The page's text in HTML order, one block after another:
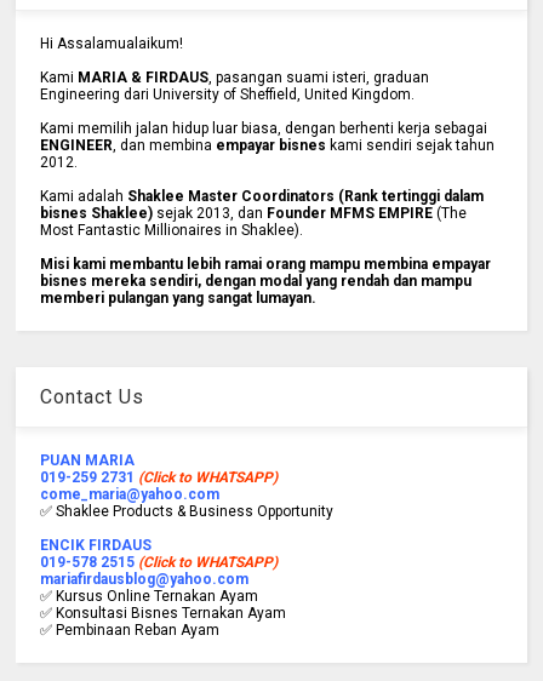
Hi Assalamualaikum!
Kami MARIA & FIRDAUS, pasangan suami isteri, graduan
Engineering dari University of Sheffield, United Kingdom.
Kami memilih jalan hidup luar biasa, dengan berhenti kerja sebagai
ENGINEER, dan membina empayar bisnes kami sendiri sejak tahun
2012.
Kami adalah Shaklee Master Coordinators (Rank tertinggi dalam
bisnes Shaklee) sejak 2013, dan Founder MFMS EMPIRE (The
Most Fantastic Millionaires in Shaklee).
Misi kami membantu lebih ramai orang mampu membina empayar
bisnes mereka sendiri, dengan modal yang rendah dan mampu
memberi pulangan yang sangat lumayan.
Contact Us
PUAN MARIA
019-259 2731 (Click to WHATSAPP)
come_maria@yahoo.com
✅ Shaklee Products & Business Opportunity
ENCIK FIRDAUS
019-578 2515 (Click to WHATSAPP)
mariafirdausblog@yahoo.com
✅ Kursus Online Ternakan Ayam
✅ Konsultasi Bisnes Ternakan Ayam
✅ Pembinaan Reban Ayam